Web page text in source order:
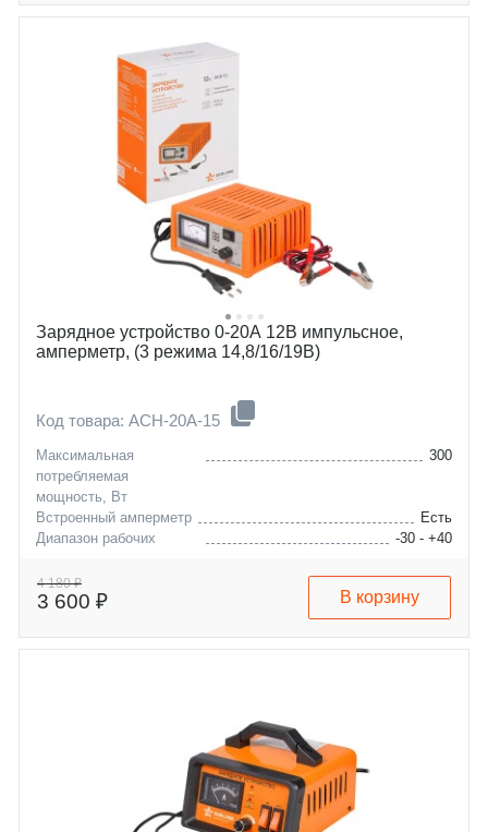
Зарядное устройство 0-20А 12В импульсное,
амперметр, (3 режима 14,8/16/19В)
Код товара: ACH-20A-15
Максимальная
потребляемая
мощность, Вт
300
Встроенный амперметр
Есть
Диапазон рабочих
-30 - +40
Максимальная емкость
заряжаемой АКБ, А/ч
300
4 180 ₽
3 600 ₽ В корзину